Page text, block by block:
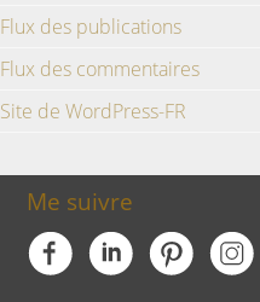
Flux des publications
Flux des commentaires
Site de WordPress-FR
Me suivre